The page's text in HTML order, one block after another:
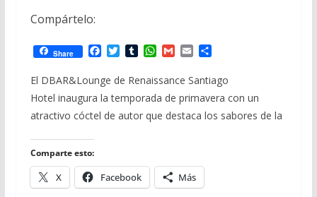
Compártelo:
Share
F
c
e
b
o
T
i
t
t
e
T
m
b
l
r
W
a
t
s
A
G
a
i
l
E
a
i
l
C
m
p
a
r
El DBAR&Lounge de Renaissance Santiago
Hotel inaugura la temporada de primavera con un
atractivo cóctel de autor que destaca los sabores de la
Comparte esto:
X Facebook Más